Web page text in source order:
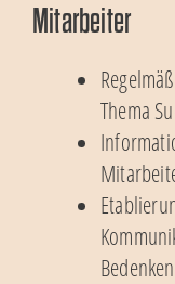
Mitarbeiter
Thema
Bedenken